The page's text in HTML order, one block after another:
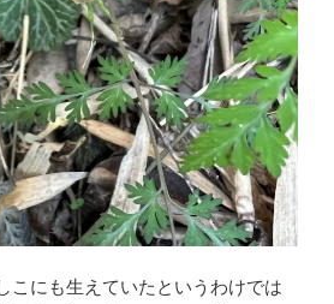
こにも生えていたというわけでは